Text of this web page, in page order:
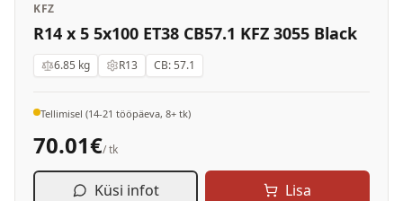
KFZ
R14 x 5 5x100 ET38 CB57.1 KFZ 3055 Black
6.85 kg R13 CB:57.1
Tellimisel (14-21 tööpäeva, 8+ tk)
70.01€/ tk
Küsi infot Lisa